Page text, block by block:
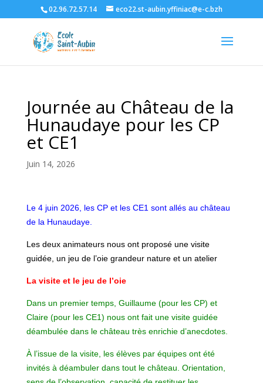
02.96.72.57.14 eco22.st-aubin.yffiniac@e-c.bzh
Journée au Château de la
Hunaudaye pour les CP
et CE1
Juin 14, 2026
Le 4 juin 2026, les CP et les CE1 sont allés au château
de la Hunaudaye.
Les deux animateurs nous ont proposé une visite
guidée, un jeu de l’oie grandeur nature et un atelier
La visite et le jeu de l’oie
Dans un premier temps, Guillaume (pour les CP) et
Claire (pour les CE1) nous ont fait une visite guidée
déambulée dans le château très enrichie d’anecdotes.
À l’issue de la visite, les élèves par équipes ont été
invités à déambuler dans tout le château. Orientation,